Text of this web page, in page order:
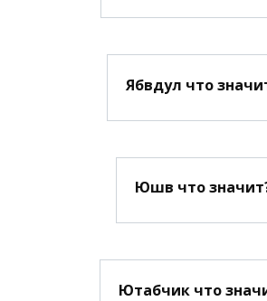
Ябвдул что
Юшв что
Ютабчик что